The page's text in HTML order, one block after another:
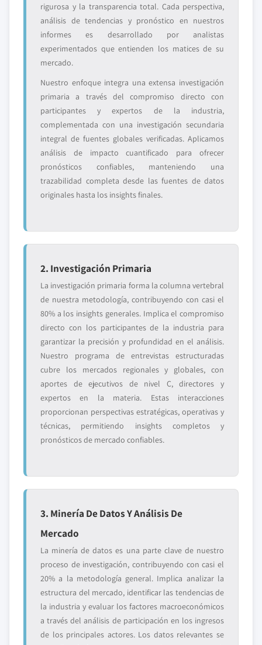
rigurosa y la transparencia total. Cada perspectiva,
análisis de tendencias y pronóstico en nuestros
informes es desarrollado por analistas
experimentados que entienden los matices de su
mercado.
Nuestro enfoque integra una extensa investigación
primaria a través del compromiso directo con
participantes y expertos de la industria,
complementada con una investigación secundaria
integral de fuentes globales verificadas. Aplicamos
análisis de impacto cuantificado para ofrecer
pronósticos confiables, manteniendo una
trazabilidad completa desde las fuentes de datos
originales hasta los insights finales.
2. Investigación Primaria
La investigación primaria forma la columna vertebral
de nuestra metodología, contribuyendo con casi el
80% a los insights generales. Implica el compromiso
directo con los participantes de la industria para
garantizar la precisión y profundidad en el análisis.
Nuestro programa de entrevistas estructuradas
cubre los mercados regionales y globales, con
aportes de ejecutivos de nivel C, directores y
expertos en la materia. Estas interacciones
proporcionan perspectivas estratégicas, operativas y
técnicas, permitiendo insights completos y
pronósticos de mercado confiables.
3. Minería De Datos Y Análisis De
Mercado
La minería de datos es una parte clave de nuestro
proceso de investigación, contribuyendo con casi el
20% a la metodología general. Implica analizar la
estructura del mercado, identificar las tendencias de
la industria y evaluar los factores macroeconómicos
a través del análisis de participación en los ingresos
de los principales actores. Los datos relevantes se